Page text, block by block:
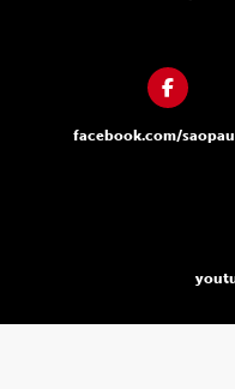
facebook.com/